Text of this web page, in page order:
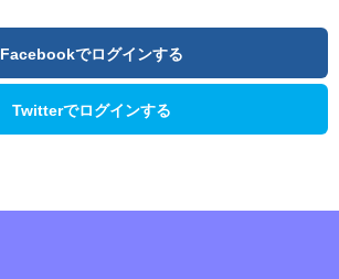
Facebookでログインする
Twitterでログインする